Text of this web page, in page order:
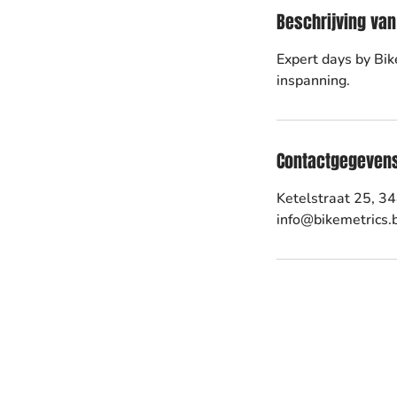
Beschrijving
Expert days by
inspanning.
Ketelstraat 25,